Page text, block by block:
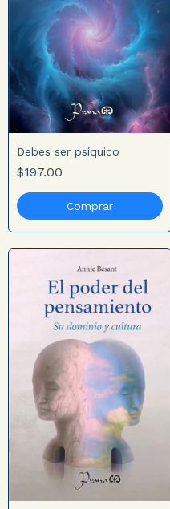
Debes ser psíquico
$197.00